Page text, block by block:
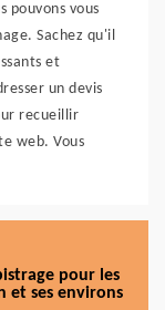
pouvons vous
Sachez qu'il
et
un devis
recueillir
web. Vous
pour les
et ses environs